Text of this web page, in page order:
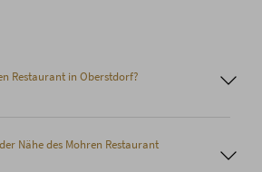
Restaurant in Oberstdorf?
Nähe des Mohren Restaurant